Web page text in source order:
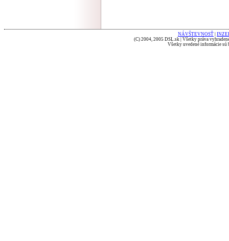
NÁVŠTEVNOSŤ
(C) 2004, 2005 DSL.sk | Všetky práva
Všetky uvedené informácie sú